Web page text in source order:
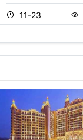
11-23